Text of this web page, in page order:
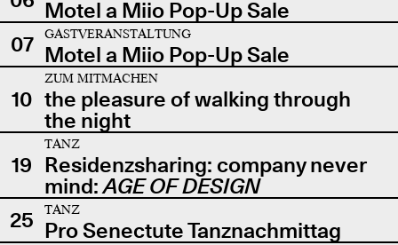
Motel a Miio Pop-Up Sale
07
GASTVERANSTALTUNG
Motel a Miio Pop-Up Sale
10
ZUM MITMACHEN
the pleasure of walking through
the night
19
TANZ
Residenzsharing: company never
mind:AGE OF DESIGN
25
TANZ
Pro Senectute Tanznachmittag